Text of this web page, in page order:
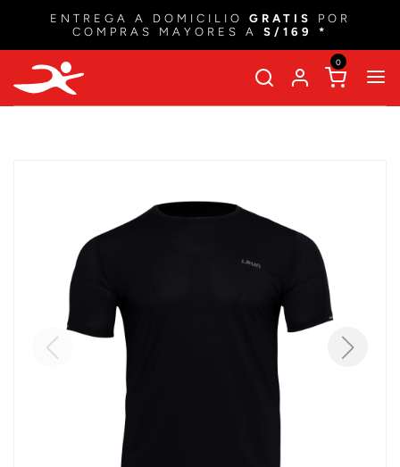
ENTREGA A DOMICILIO GRATIS
POR
COMPRAS MAYORES A S/169 *
0